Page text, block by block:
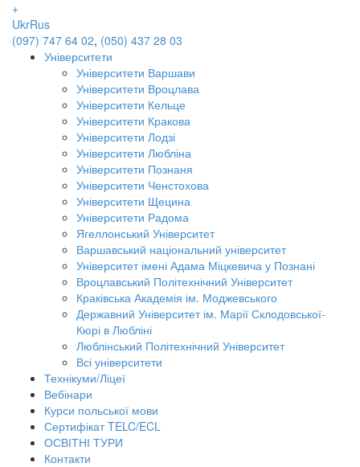
+
UkrRus
(097) 747 64 02, (050) 437 28 03
Університети
Університети Варшави
Університети Вроцлава
Університети Кельце
Університети Кракова
Університети Лодзі
Університети Любліна
Університети Познаня
Університети Ченстохова
Університети Щецина
Університети Радома
Ягеллонський Університет
Варшавський національний університет
Університет імені Адама Міцкевича у Познані
Вроцлавський Політехнічний Університет
Краківська Академія ім. Моджевського
Державний Університет ім. Марії Склодовської-
Кюрі в Любліні
Люблінський Політехнічний Університет
Всі університети
Технікуми/Ліцеї
Вебінари
Курси польської мови
Сертифікат TELC/ECL
ОСВІТНІ ТУРИ
Контакти